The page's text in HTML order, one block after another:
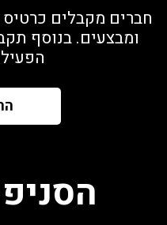
חברים מקבלים
ומבצעים. בנוסף